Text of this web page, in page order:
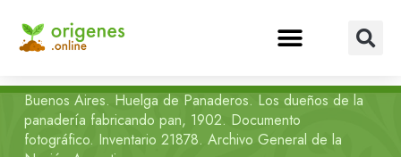
Buenos Aires. Huelga de Panaderos. Los dueños de la
panadería fabricando pan, 1902. Documento
fotográfico. Inventario 21878. Archivo General de la